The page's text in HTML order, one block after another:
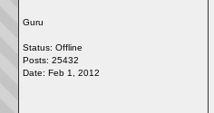
Guru
Status: Offline
Posts: 25432
Date: Feb 1, 2012